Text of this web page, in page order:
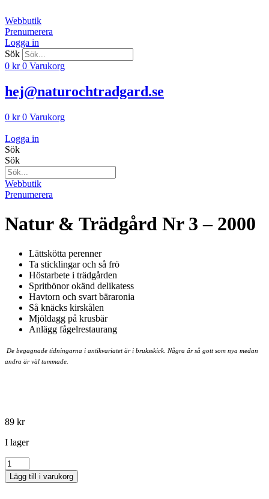
till
innehåll
Webbutik
Prenumerera
Logga in
Sök
0 kr 0 Varukorg
hej@naturochtradgard.se
0 kr 0 Varukorg
Logga in
Sök
Sök
Webbutik
Prenumerera
Natur & Trädgård Nr 3 – 2000
Lättskötta perenner
Ta sticklingar och så frö
Höstarbete i trädgården
Spritbönor okänd delikatess
Havtorn och svart bäraronia
Så knäcks kirskålen
Mjöldagg på krusbär
Anlägg fågelrestaurang
De begagnade tidningarna i antikvariatet är i bruksskick. Några är så gott som nya medan
andra är väl tummade.
89 kr
I lager
Natur
&
Trädgård
Lägg till i varukorg